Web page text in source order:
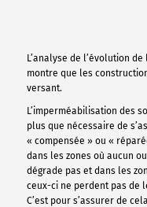
L’analyse de l’évolution
montre que les
versant.
L’imperméabilisation des
plus que nécessaire de
« compensée » ou «
dans les zones où aucun
dégrade pas et dans les
ceux-ci ne perdent pas de
C’est pour s’assurer de